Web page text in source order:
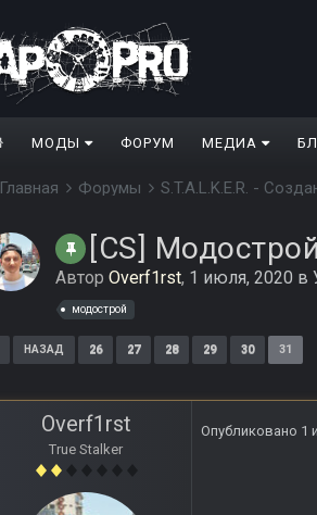
МОДЫ ФОРУМ МЕДИА
Главная Форумы S.T.A.L.K.E.R. -
[CS]
Автор Overf1rst, 1 июля, 2020 в
модострой
НАЗАД 26 27 28 29 30 31
Overf1rst
True Stalker
Опубликовано 1